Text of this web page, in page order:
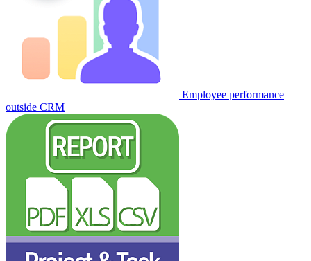
Employee performance
outside CRM